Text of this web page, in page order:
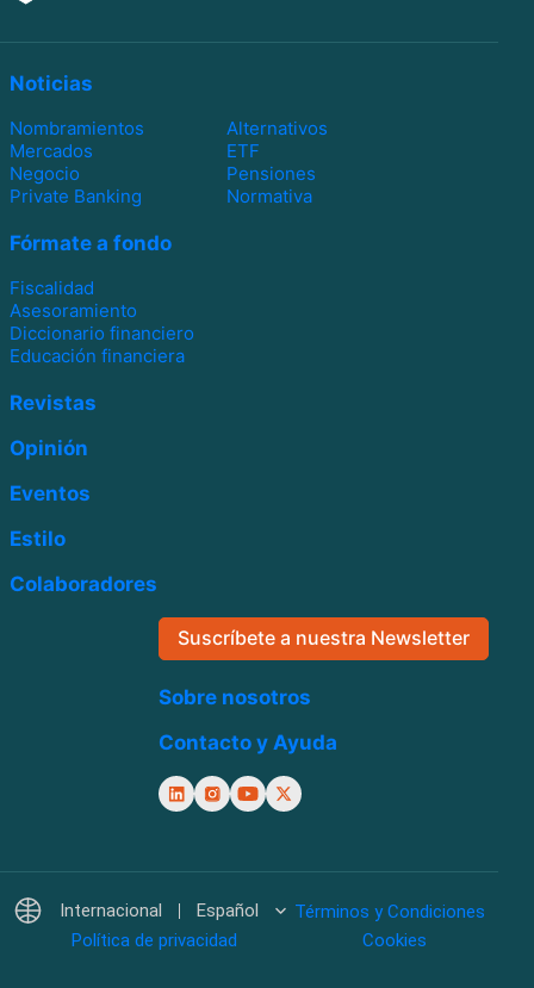
Noticias
Nombramientos
Alternativos
Mercados
ETF
Negocio
Pensiones
Private Banking
Normativa
Fórmate a fondo
Fiscalidad
Asesoramiento
Diccionario financiero
Educación financiera
Revistas
Opinión
Eventos
Estilo
Colaboradores
Suscríbete a nuestra Newsletter
Sobre nosotros
Contacto y Ayuda
Internacional Español
Términos y Condiciones
Política de privacidad
Cookies